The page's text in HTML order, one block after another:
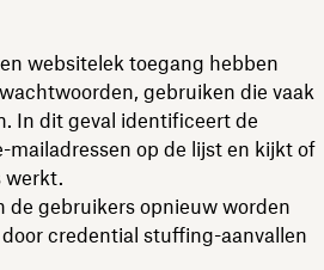
websitelek toegang hebben
gebruiken die vaak
In dit geval identificeert de
mailadressen op de lijst en kijkt of
werkt.
de gebruikers opnieuw worden
credential stuffing-aanvallen